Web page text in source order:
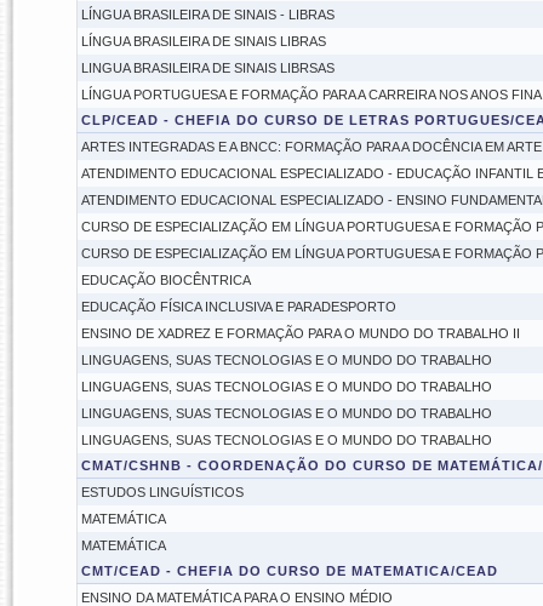
LÍNGUA BRASILEIRA DE SINAIS - LIBRAS
LÍNGUA BRASILEIRA DE SINAIS LIBRAS
LINGUA BRASILEIRA DE SINAIS LIBRSAS
LÍNGUA PORTUGUESA E FORMAÇÃO PARA A CARREIRA NOS ANOS
CLP/CEAD - CHEFIA DO CURSO DE LETRAS PORTUGUES/
ARTES INTEGRADAS E A BNCC: FORMAÇÃO PARA A DOCÊNCIA EM
ATENDIMENTO EDUCACIONAL ESPECIALIZADO - EDUCAÇÃO INFANTIL
ATENDIMENTO EDUCACIONAL ESPECIALIZADO - ENSINO
CURSO DE ESPECIALIZAÇÃO EM LÍNGUA PORTUGUESA E FORMAÇÃO
CURSO DE ESPECIALIZAÇÃO EM LÍNGUA PORTUGUESA E FORMAÇÃO
EDUCAÇÃO BIOCÊNTRICA
EDUCAÇÃO FÍSICA INCLUSIVA E PARADESPORTO
ENSINO DE XADREZ E FORMAÇÃO PARA O MUNDO DO TRABALHO II
LINGUAGENS, SUAS TECNOLOGIAS E O MUNDO DO TRABALHO
LINGUAGENS, SUAS TECNOLOGIAS E O MUNDO DO TRABALHO
LINGUAGENS, SUAS TECNOLOGIAS E O MUNDO DO TRABALHO
LINGUAGENS, SUAS TECNOLOGIAS E O MUNDO DO TRABALHO
CMAT/CSHNB - COORDENAÇÃO DO CURSO DE
ESTUDOS LINGUÍSTICOS
MATEMÁTICA
MATEMÁTICA
CMT/CEAD - CHEFIA DO CURSO DE MATEMATICA/CEAD
ENSINO DA MATEMÁTICA PARA O ENSINO MÉDIO